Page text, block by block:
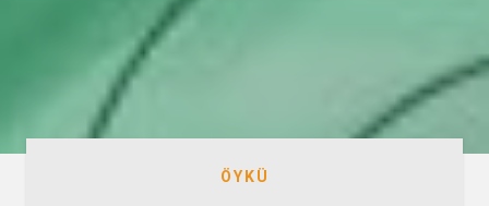
ÖYKÜ